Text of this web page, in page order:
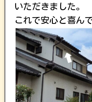
いただきました。
これで安心と喜ん